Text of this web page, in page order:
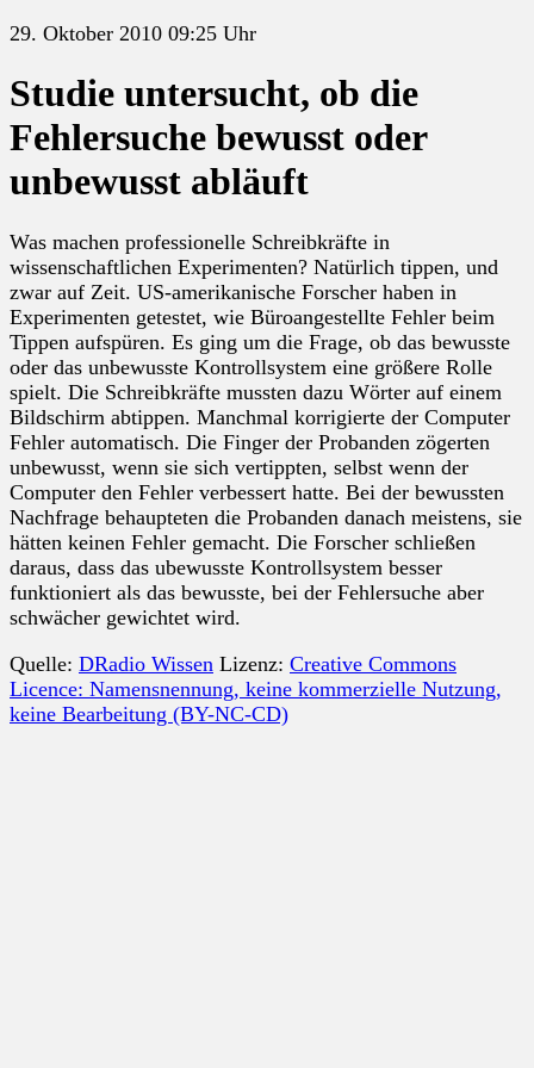
29. Oktober 2010 09:25 Uhr
Studie untersucht, ob die
Fehlersuche bewusst oder
unbewusst abläuft
Was machen professionelle Schreibkräfte in
wissenschaftlichen Experimenten? Natürlich tippen, und
zwar auf Zeit. US-amerikanische Forscher haben in
Experimenten getestet, wie Büroangestellte Fehler beim
Tippen aufspüren. Es ging um die Frage, ob das bewusste
oder das unbewusste Kontrollsystem eine größere Rolle
spielt. Die Schreibkräfte mussten dazu Wörter auf einem
Bildschirm abtippen. Manchmal korrigierte der Computer
Fehler automatisch. Die Finger der Probanden zögerten
unbewusst, wenn sie sich vertippten, selbst wenn der
Computer den Fehler verbessert hatte. Bei der bewussten
Nachfrage behaupteten die Probanden danach meistens, sie
hätten keinen Fehler gemacht. Die Forscher schließen
daraus, dass das ubewusste Kontrollsystem besser
funktioniert als das bewusste, bei der Fehlersuche aber
schwächer gewichtet wird.
Quelle: DRadio Wissen Lizenz: Creative Commons
Licence: Namensnennung, keine kommerzielle Nutzung,
keine Bearbeitung (BY-NC-CD)